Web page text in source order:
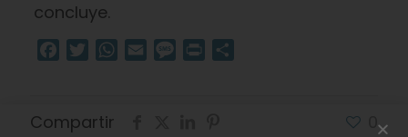
concluye.
Facebook
TwitterWhatsApp
Email Message
Print
Compartir